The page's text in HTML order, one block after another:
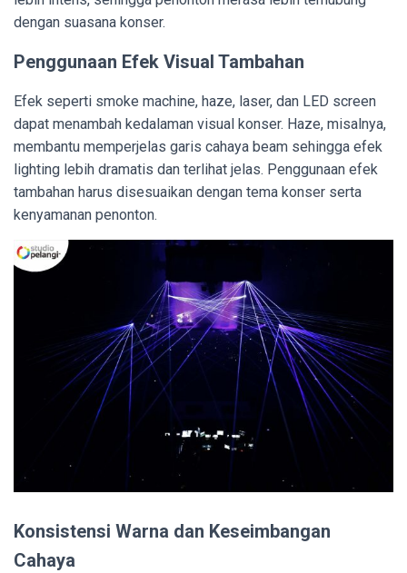
dengan suasana konser.
Penggunaan Efek Visual Tambahan
Efek seperti smoke machine, haze, laser, dan LED screen
dapat menambah kedalaman visual konser. Haze, misalnya,
membantu memperjelas garis cahaya beam sehingga efek
lighting lebih dramatis dan terlihat jelas. Penggunaan efek
tambahan harus disesuaikan dengan tema konser serta
kenyamanan penonton.
Konsistensi Warna dan Keseimbangan
Cahaya